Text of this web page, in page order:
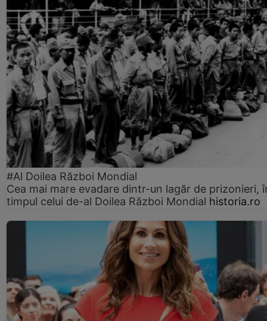
#Al Doilea Război Mondial
Cea mai mare evadare dintr-un lagăr de prizonieri,
timpul celui de-al Doilea Război Mondial historia.ro